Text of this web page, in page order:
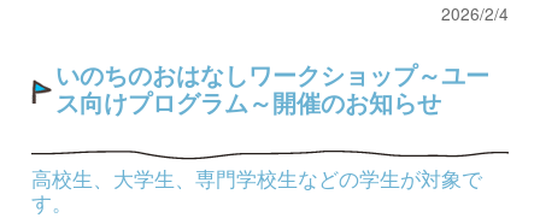
2026/2/4
いのちのおはなしワークショップ～ユー
ス向けプログラム～開催のお知らせ
高校生、大学生、専門学校生などの学生が対象で
す。